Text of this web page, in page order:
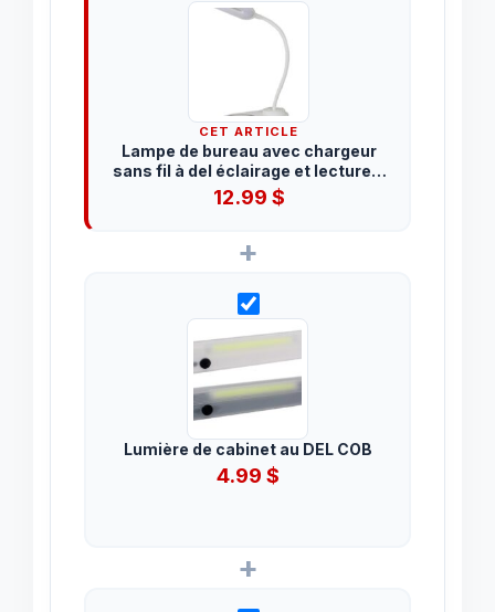
CET ARTICLE
Lampe de bureau avec chargeur
sans fil à del éclairage et lecture 3
fonctions
12.99 $
+
Lumière de cabinet au DEL COB
4.99 $
+